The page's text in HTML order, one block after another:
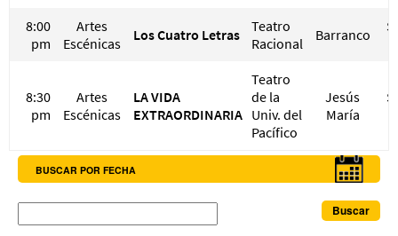
8:00
pm
Artes
Escénicas
Los Cuatro Letras
Teatro
Racional
Barranco
8:30
pm
Artes
Escénicas
LA VIDA
EXTRAORDINARIA
Teatro
de la
Univ. del
Pacífico
Jesús
María
BUSCAR POR FECHA